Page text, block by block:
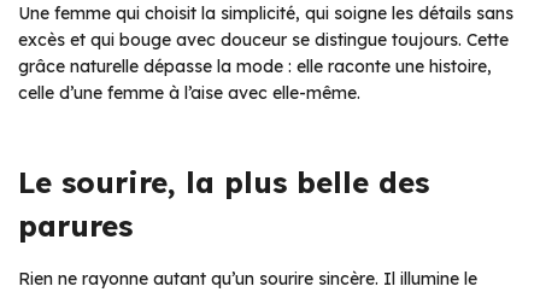
Une femme qui choisit la simplicité, qui soigne les détails sans
excès et qui bouge avec douceur se distingue toujours. Cette
grâce naturelle dépasse la mode : elle raconte une histoire,
celle d’une femme à l’aise avec elle-même.
Le sourire, la plus belle des
parures
Rien ne rayonne autant qu’un sourire sincère. Il illumine le